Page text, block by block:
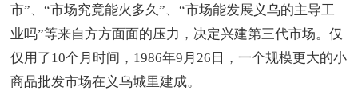
市”、“市场究竟能火多久”、“市场能发展义乌的主导工
业吗”等来自方方面面的压力，决定兴建第三代市场。仅
仅用了10个月时间，1986年9月26日，一个规模更大的小
商品批发市场在义乌城里建成。